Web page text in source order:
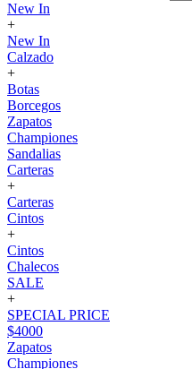
New In
+
New In
Calzado
+
Botas
Borcegos
Zapatos
Championes
Sandalias
Carteras
+
Carteras
Cintos
+
Cintos
Chalecos
SALE
+
SPECIAL PRICE
$4000
Zapatos
Championes